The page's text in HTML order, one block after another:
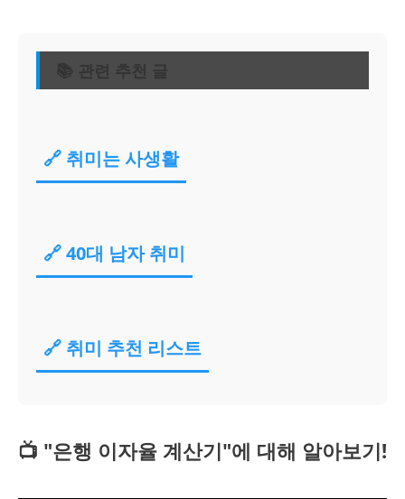
📚 관련 추천 글
🔗 취미는 사생활
🔗 40대 남자 취미
🔗 취미 추천 리스트
📺 "은행 이자율 계산기"에 대해 알아보기!